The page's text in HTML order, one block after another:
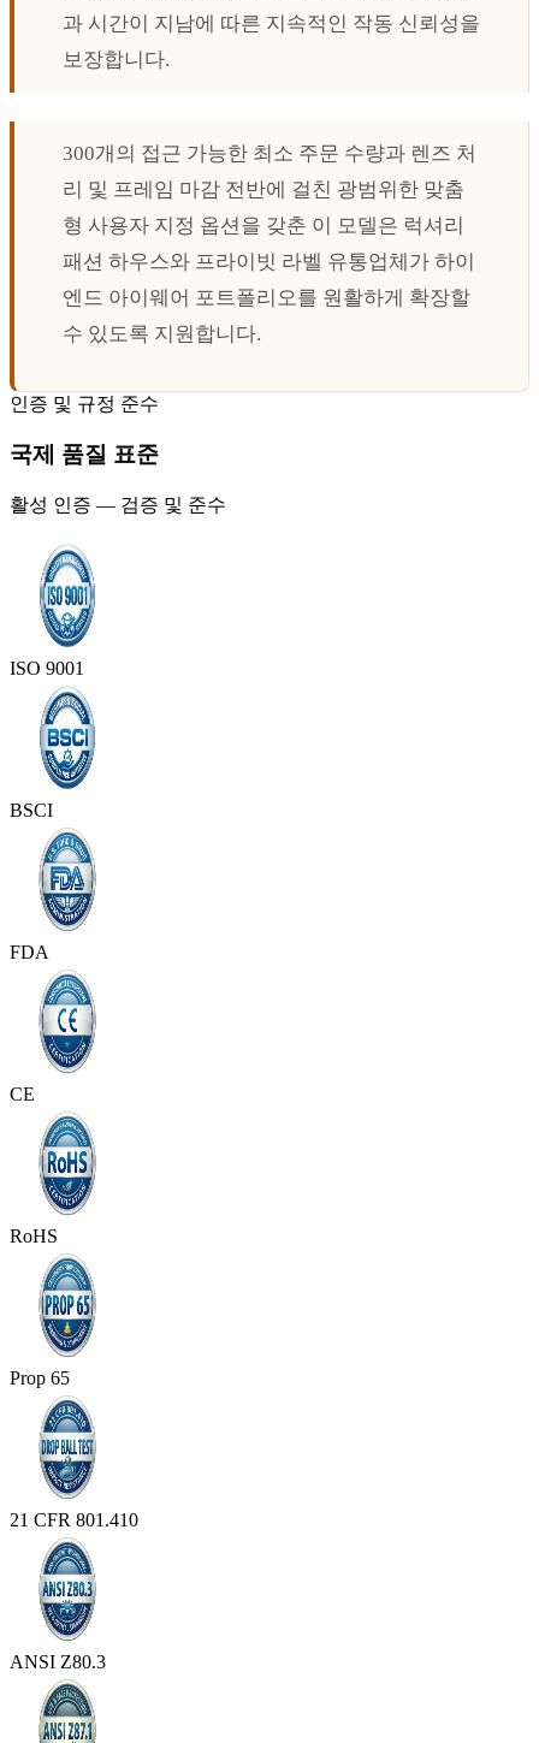
과 시간이 지남에 따른 지속적인 작동 신뢰성을
보장합니다.
300개의 접근 가능한 최소 주문 수량과 렌즈 처
리 및 프레임 마감 전반에 걸친 광범위한 맞춤
형 사용자 지정 옵션을 갖춘 이 모델은 럭셔리
패션 하우스와 프라이빗 라벨 유통업체가 하이
엔드 아이웨어 포트폴리오를 원활하게 확장할
수 있도록 지원합니다.
인증 및 규정 준수
국제 품질 표준
활성 인증 — 검증 및 준수
ISO 9001
BSCI
FDA
CE
RoHS
Prop 65
21 CFR 801.410
ANSI Z80.3